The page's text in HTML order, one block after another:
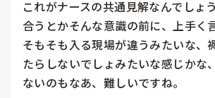
これがナースの共通見解なんでしょ
合うとかそんな意識の前に、上手く
そもそも入る現場が違うみたいな、
たらしないでしょみたいな感じかな
ないのもなあ、難しいですね。